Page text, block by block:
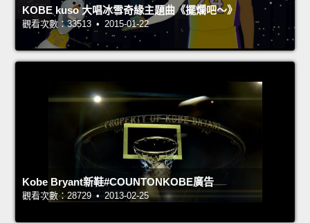
KOBE kuso 大唱冰雪奇緣主題曲《擺爛吧～》
觀看次數：33513 • 2015-01-22
Kobe Bryant新鞋#COUNTONKOBE廣告
觀看次數：28729 • 2013-02-25